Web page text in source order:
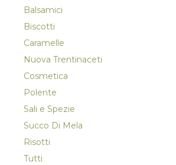
Balsamici
Biscotti
Caramelle
Nuova Trentinaceti
Cosmetica
Polente
Sali e Spezie
Succo Di Mela
Risotti
Tutti